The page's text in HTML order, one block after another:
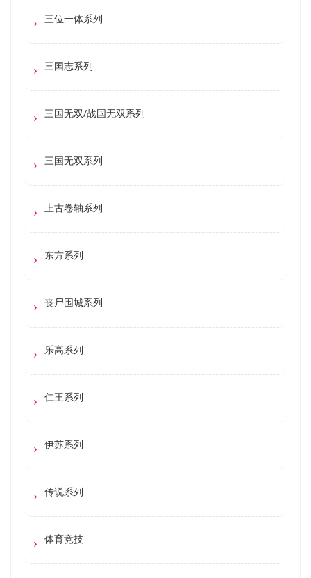
三位一体系列
三国志系列
三国无双/战国无双系列
三国无双系列
上古卷轴系列
东方系列
丧尸围城系列
乐高系列
仁王系列
伊苏系列
传说系列
体育竞技